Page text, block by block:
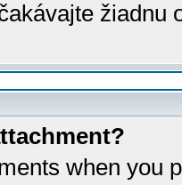
žiadnu
when you